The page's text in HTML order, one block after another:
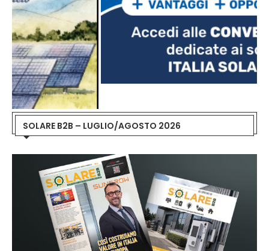
SOLARE B2B – LUGLIO/AGOSTO 2026